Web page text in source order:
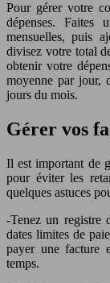
Pour gérer votre
dépenses. Faites
mensuelles, puis
divisez votre total
obtenir votre
moyenne par jour,
jours du mois.
Gérer vos
Il est important de
pour éviter les
quelques astuces
-Tenez un registre
dates limites de
payer une facture
temps.